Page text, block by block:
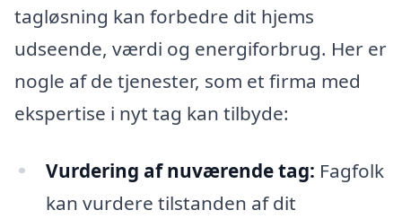
tagløsning kan forbedre dit hjems
udseende, værdi og energiforbrug. Her er
nogle af de tjenester, som et firma med
ekspertise i nyt tag kan tilbyde:
Vurdering af nuværende tag: Fagfolk
kan vurdere tilstanden af dit